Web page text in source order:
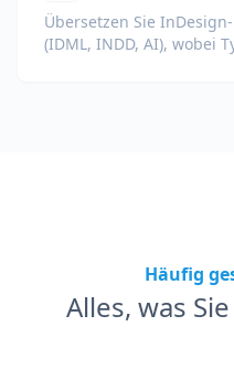
Übersetzen Sie
(IDML, INDD, AI), wobei
Häufig
Alles, was